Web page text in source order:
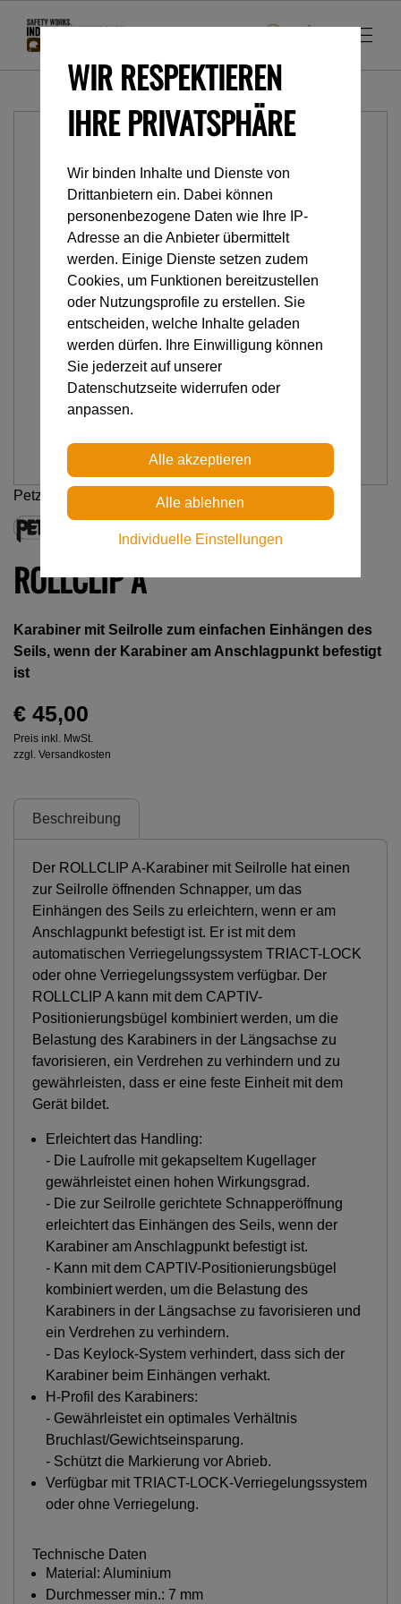
Petzl
ROLLCLIP A
Karabiner mit Seilrolle zum einfachen Einhängen des
Seils, wenn der Karabiner am Anschlagpunkt befestigt
ist
€ 45,00
Preis inkl. MwSt.
zzgl. Versandkosten
Beschreibung
Der ROLLCLIP A-Karabiner mit Seilrolle hat einen
zur Seilrolle öffnenden Schnapper, um das
Einhängen des Seils zu erleichtern, wenn er am
Anschlagpunkt befestigt ist. Er ist mit dem
automatischen Verriegelungssystem TRIACT-LOCK
oder ohne Verriegelungssystem verfügbar. Der
ROLLCLIP A kann mit dem CAPTIV-
Positionierungsbügel kombiniert werden, um die
Belastung des Karabiners in der Längsachse zu
favorisieren, ein Verdrehen zu verhindern und zu
gewährleisten, dass er eine feste Einheit mit dem
Gerät bildet.
Erleichtert das Handling:
- Die Laufrolle mit gekapseltem Kugellager
gewährleistet einen hohen Wirkungsgrad.
- Die zur Seilrolle gerichtete Schnapperöffnung
erleichtert das Einhängen des Seils, wenn der
Karabiner am Anschlagpunkt befestigt ist.
- Kann mit dem CAPTIV-Positionierungsbügel
kombiniert werden, um die Belastung des
Karabiners in der Längsachse zu favorisieren und
ein Verdrehen zu verhindern.
- Das Keylock-System verhindert, dass sich der
Karabiner beim Einhängen verhakt.
H-Profil des Karabiners:
- Gewährleistet ein optimales Verhältnis
Bruchlast/Gewichtseinsparung.
- Schützt die Markierung vor Abrieb.
Verfügbar mit TRIACT-LOCK-Verriegelungssystem
oder ohne Verriegelung.
Technische Daten
Material: Aluminium
Durchmesser min.: 7 mm
WIR RESPEKTIEREN
IHRE PRIVATSPHÄRE
Wir binden Inhalte und Dienste von
Drittanbietern ein. Dabei können
personenbezogene Daten wie Ihre IP-
Adresse an die Anbieter übermittelt
werden. Einige Dienste setzen zudem
Cookies, um Funktionen bereitzustellen
oder Nutzungsprofile zu erstellen. Sie
entscheiden, welche Inhalte geladen
werden dürfen. Ihre Einwilligung können
Sie jederzeit auf unserer
Datenschutzseite widerrufen oder
anpassen.
Individuelle Einstellungen